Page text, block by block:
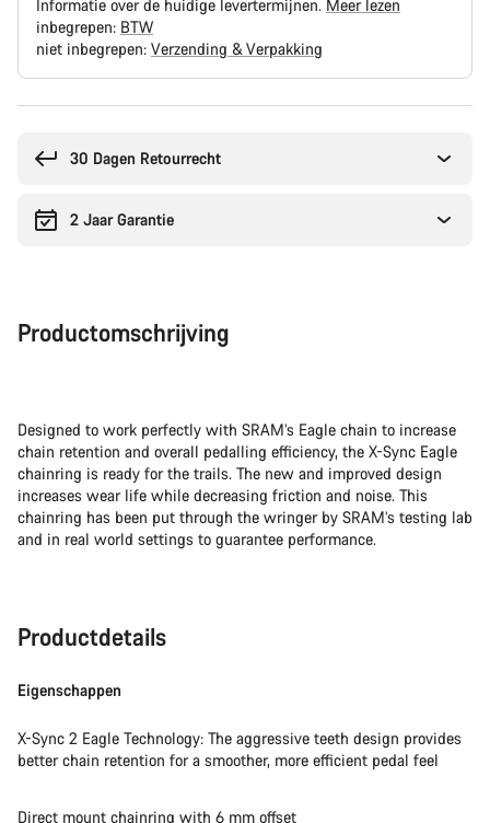
Informatie over de huidige levertermijnen. Meer lezen
inbegrepen: BTW
niet inbegrepen: Verzending & Verpakking
30 Dagen Retourrecht
2 Jaar Garantie
Productomschrijving
Designed to work perfectly with SRAM’s Eagle chain to increase
chain retention and overall pedalling efficiency, the X-Sync Eagle
chainring is ready for the trails. The new and improved design
increases wear life while decreasing friction and noise. This
chainring has been put through the wringer by SRAM’s testing lab
and in real world settings to guarantee performance.
Productdetails
Eigenschappen
X-Sync 2 Eagle Technology: The aggressive teeth design provides
better chain retention for a smoother, more efficient pedal feel
Direct mount chainring with 6 mm offset